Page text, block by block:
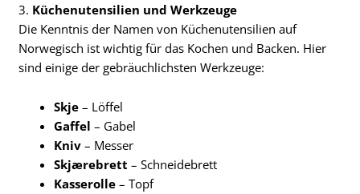
3. Küchenutensilien und Werkzeuge
Die Kenntnis der Namen von Küchenutensilien auf
Norwegisch ist wichtig für das Kochen und Backen. Hier
sind einige der gebräuchlichsten Werkzeuge:
Skje – Löffel
Gaffel – Gabel
Kniv – Messer
Skjærebrett – Schneidebrett
Kasserolle – Topf